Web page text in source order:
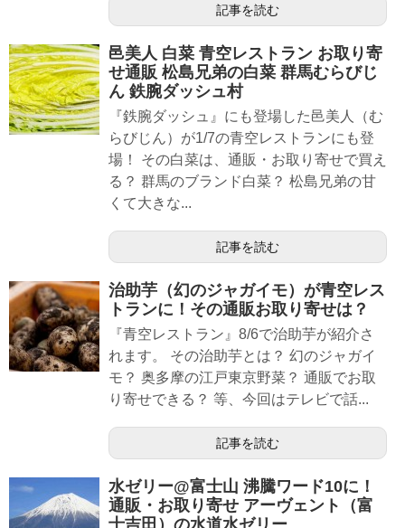
記事を読む
邑美人 白菜 青空レストラン お取り寄
せ通販 松島兄弟の白菜 群馬むらびじ
ん 鉄腕ダッシュ村
『鉄腕ダッシュ』にも登場した邑美人（む
らびじん）が1/7の青空レストランにも登
場！ その白菜は、通販・お取り寄せで買え
る？ 群馬のブランド白菜？ 松島兄弟の甘
くて大きな...
記事を読む
治助芋（幻のジャガイモ）が青空レス
トランに！その通販お取り寄せは？
『青空レストラン』8/6で治助芋が紹介さ
れます。 その治助芋とは？ 幻のジャガイ
モ？ 奥多摩の江戸東京野菜？ 通販でお取
り寄せできる？ 等、今回はテレビで話...
記事を読む
水ゼリー@富士山 沸騰ワード10に！
通販・お取り寄せ アーヴェント（富
士吉田）の水道水ゼリー